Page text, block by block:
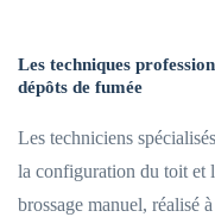
Les techniques
dépôts de fumée
Les techniciens
la configuration du toit et
brossage manuel, réalisé